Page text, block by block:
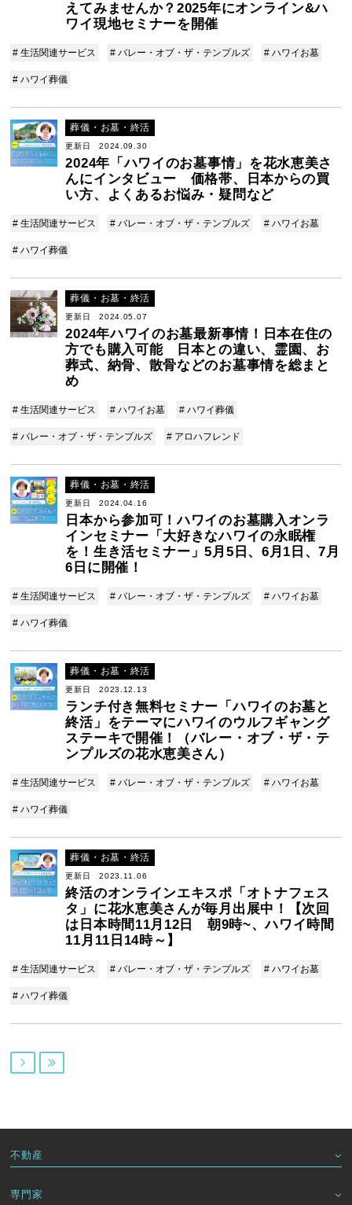
えてみませんか？2025年にオンライン&ハ
ワイ現地セミナーを開催
# 生活関連サービス # バレー・オブ・ザ・テンプルズ # ハワイお墓
# ハワイ葬儀
葬儀・お墓・終活
更新日 2024.09.30
2024年「ハワイのお墓事情」を花水恵美さ
んにインタビュー 価格帯、日本からの買
い方、よくあるお悩み・疑問など
# 生活関連サービス # バレー・オブ・ザ・テンプルズ # ハワイお墓
# ハワイ葬儀
葬儀・お墓・終活
更新日 2024.05.07
2024年ハワイのお墓最新事情！日本在住の
方でも購入可能 日本との違い、霊園、お
葬式、納骨、散骨などのお墓事情を総まと
め
# 生活関連サービス # ハワイお墓 # ハワイ葬儀
# バレー・オブ・ザ・テンプルズ # アロハフレンド
葬儀・お墓・終活
更新日 2024.04.16
日本から参加可！ハワイのお墓購入オンラ
インセミナー「大好きなハワイの永眠権
を！生き活セミナー」5月5日、6月1日、7月
6日に開催！
# 生活関連サービス # バレー・オブ・ザ・テンプルズ # ハワイお墓
# ハワイ葬儀
葬儀・お墓・終活
更新日 2023.12.13
ランチ付き無料セミナー「ハワイのお墓と
終活」をテーマにハワイのウルフギャング
ステーキで開催！（バレー・オブ・ザ・テ
ンプルズの花水恵美さん）
# 生活関連サービス # バレー・オブ・ザ・テンプルズ # ハワイお墓
# ハワイ葬儀
葬儀・お墓・終活
更新日 2023.11.06
終活のオンラインエキスポ「オトナフェス
タ」に花水恵美さんが毎月出展中！【次回
は日本時間11月12日 朝9時~、ハワイ時間
11月11日14時～】
# 生活関連サービス # バレー・オブ・ザ・テンプルズ # ハワイお墓
# ハワイ葬儀
 
不動産
専門家